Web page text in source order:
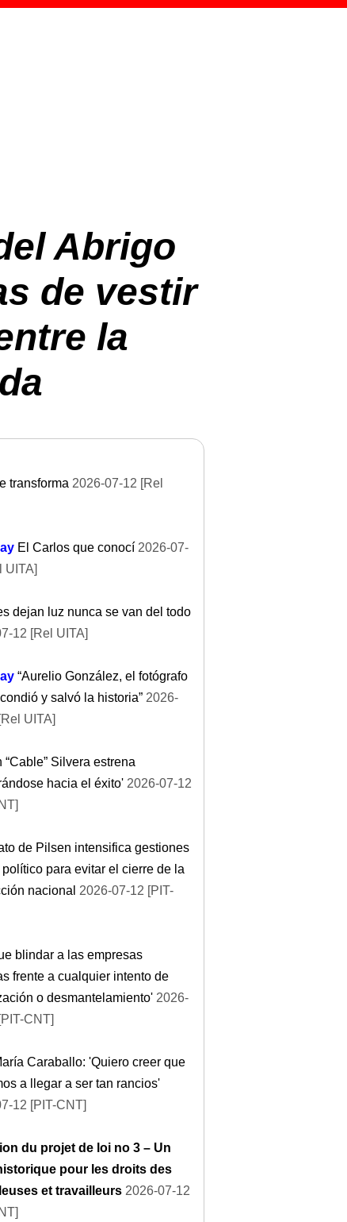
Abrigo
de vestir
la
transforma 2026-07-12 [Rel
El Carlos que conocí 2026-07-
UITA]
dejan luz nunca se van del todo
12 [Rel UITA]
“Aurelio González, el fotógrafo
y salvó la historia” 2026-
UITA]
“Cable” Silvera estrena
hacia el éxito' 2026-07-12
de Pilsen intensifica gestiones
para evitar el cierre de la
nacional 2026-07-12 [PIT-
blindar a las empresas
frente a cualquier intento de
o desmantelamiento' 2026-
CNT]
Caraballo: 'Quiero creer que
a llegar a ser tan rancios'
12 [PIT-CNT]
du projet de loi no 3 – Un
pour les droits des
et travailleurs 2026-07-12